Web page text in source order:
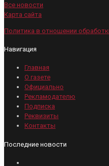
Все новости
Карта сайта
Политика в отношении
Навигация
Главная
О газете
Официально
Рекламодателю
Подписка
Реквизиты
Контакты
Последние новости